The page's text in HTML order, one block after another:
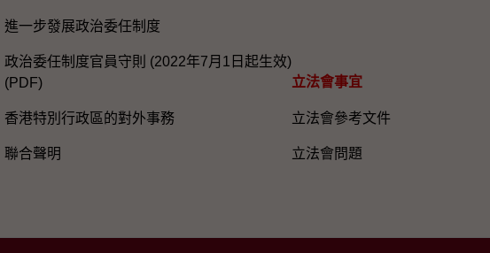
進一步發展政治委任制度
政治委任制度官員守則 (2022年7月1日起生效)
(PDF)
香港特別行政區的對外事務
聯合聲明
立法會事宜
立法會參考文件
立法會問題